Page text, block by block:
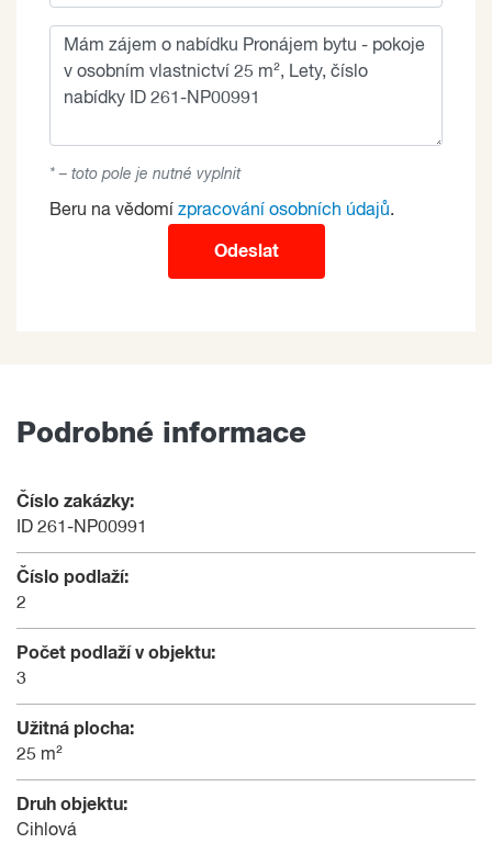
* – toto pole je nutné vyplnit
Beru na vědomí zpracování osobních údajů.
Odeslat
Podrobné informace
Číslo zakázky:
ID 261-NP00991
Číslo podlaží:
2
Počet podlaží v objektu:
3
Užitná plocha:
25 m²
Druh objektu:
Cihlová